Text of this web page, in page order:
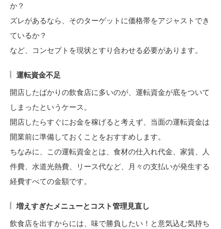
か？
ズレがあるなら、そのターゲットに価格帯をアジャストでき
ているか？
など、コンセプトを現状とすり合わせる必要があります。
運転資金不足
開店したばかりの飲食店に多いのが、運転資金が底をついて
しまったというケース。
開店したらすぐにお金を稼げると考えず、当面の運転資金は
開業前に準備しておくことをおすすめします。
ちなみに、この運転資金とは、食材の仕入れ代金、家賃、人
件費、水道光熱費、リース代など、月々の支払いが発生する
経費すべての金額です。
増えすぎたメニューとコスト管理見直し
飲食店を出すからには、味で勝負したい！と意気込む気持ち